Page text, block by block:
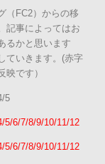
（FC2）からの移
記事によってはお
るかと思います
ていきます。(赤字
映です）
5
5/6/7/8/9/10/11/12
5/6/7/8/9/10/11/12